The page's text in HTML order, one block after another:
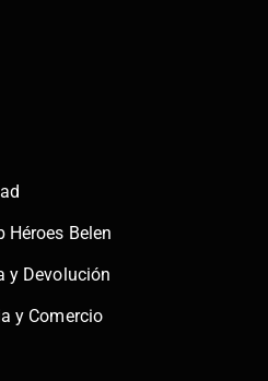
Héroes Belen
y Devolución
y Comercio